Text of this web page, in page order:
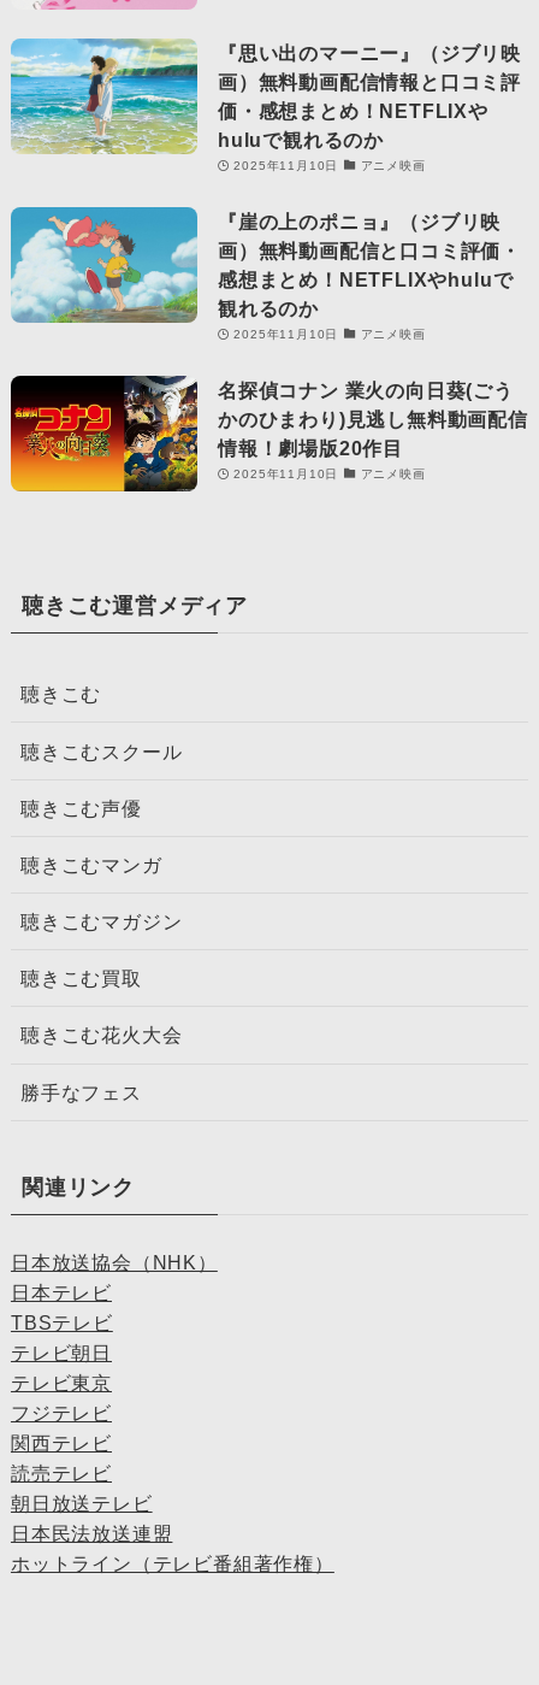
『思い出のマーニー』（ジブリ映
画）無料動画配信情報と口コミ評
価・感想まとめ！NETFLIXや
huluで観れるのか
2025年11月10日 アニメ映画
『崖の上のポニョ』（ジブリ映
画）無料動画配信と口コミ評価・
感想まとめ！NETFLIXやhuluで
観れるのか
2025年11月10日 アニメ映画
名探偵コナン 業火の向日葵(ごう
かのひまわり)見逃し無料動画配信
情報！劇場版20作目
2025年11月10日 アニメ映画
聴きこむ運営メディア
聴きこむ
聴きこむスクール
聴きこむ声優
聴きこむマンガ
聴きこむマガジン
聴きこむ買取
聴きこむ花火大会
勝手なフェス
関連リンク
日本放送協会（NHK）
日本テレビ
TBSテレビ
テレビ朝日
テレビ東京
フジテレビ
関西テレビ
読売テレビ
朝日放送テレビ
日本民法放送連盟
ホットライン（テレビ番組著作権）